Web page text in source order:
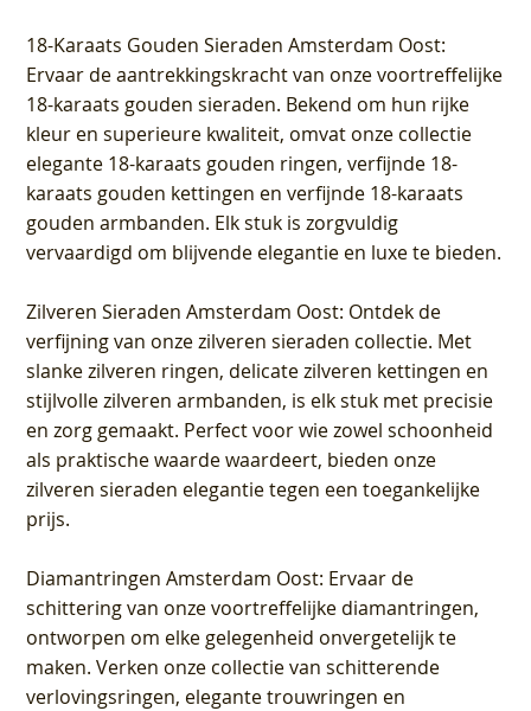
18-Karaats Gouden Sieraden Amsterdam Oost:
Ervaar de aantrekkingskracht van onze voortreffelijke
18-karaats gouden sieraden. Bekend om hun rijke
kleur en superieure kwaliteit, omvat onze collectie
elegante 18-karaats gouden ringen, verfijnde 18-
karaats gouden kettingen en verfijnde 18-karaats
gouden armbanden. Elk stuk is zorgvuldig
vervaardigd om blijvende elegantie en luxe te bieden.
Zilveren Sieraden Amsterdam Oost: Ontdek de
verfijning van onze zilveren sieraden collectie. Met
slanke zilveren ringen, delicate zilveren kettingen en
stijlvolle zilveren armbanden, is elk stuk met precisie
en zorg gemaakt. Perfect voor wie zowel schoonheid
als praktische waarde waardeert, bieden onze
zilveren sieraden elegantie tegen een toegankelijke
prijs.
Diamantringen Amsterdam Oost: Ervaar de
schittering van onze voortreffelijke diamantringen,
ontworpen om elke gelegenheid onvergetelijk te
maken. Verken onze collectie van schitterende
verlovingsringen, elegante trouwringen en